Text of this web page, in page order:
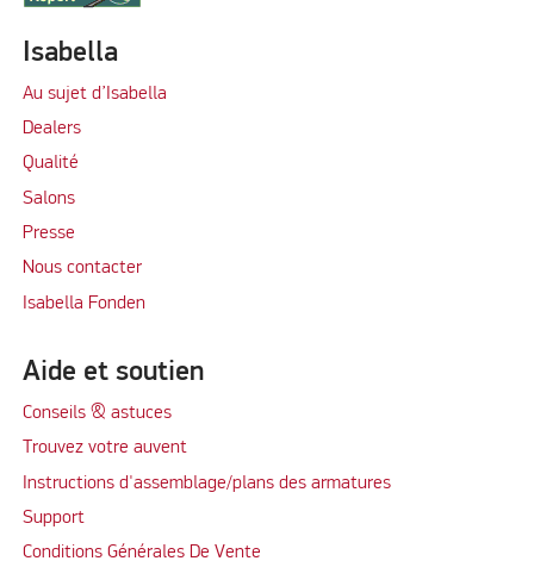
Isabella
Au sujet d’Isabella
Dealers
Qualité
Salons
Presse
Nous contacter
Isabella Fonden
Aide et soutien
Conseils & astuces
Trouvez votre auvent
Instructions d'assemblage/plans des armatures
Support
Conditions Générales De Vente